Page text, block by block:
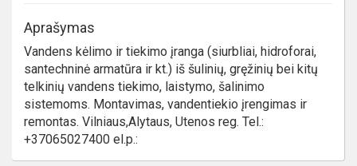
Aprašymas
Vandens kėlimo ir tiekimo įranga (siurbliai, hidroforai,
santechninė armatūra ir kt.) iš šulinių, gręžinių bei kitų
telkinių vandens tiekimo, laistymo, šalinimo
sistemoms. Montavimas, vandentiekio įrengimas ir
remontas. Vilniaus,Alytaus, Utenos reg. Tel.:
+37065027400 el.p.: